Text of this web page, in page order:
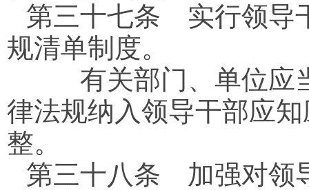
第三十七条 实行领导
规清单制度。
有关部门、单位应
律法规纳入领导干部应
整。
第三十八条 加强对领